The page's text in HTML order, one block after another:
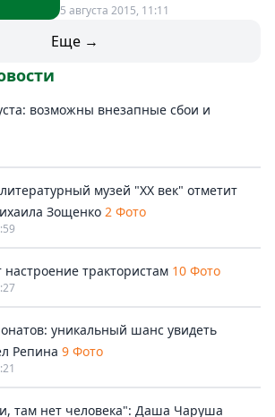
5 августа 2015, 11:11
Еще →
возможны внезапные сбои и
музей "ХХ век" отметит
Зощенко 2 Фото
трактористам 10 Фото
уникальный шанс увидеть
Репина 9 Фото
там нет человека": Даша Чаруша